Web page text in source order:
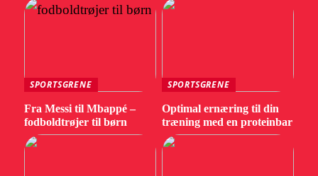
SPORTSGRENE
Fra Messi til Mbappé –
fodboldtrøjer til børn
SPORTSGRENE
Optimal ernæring til din
træning med en proteinbar